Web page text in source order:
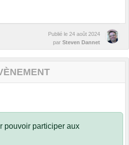
Publié le 24 août 2024
par Steven Dannet
pouvoir participer aux